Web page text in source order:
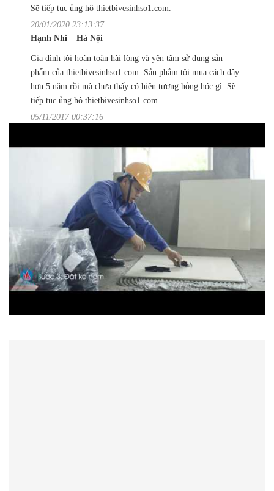
Sẽ tiếp tục ủng hộ thietbivesinhso1.com.
20/01/2020 23:13:37
Hạnh Nhi _ Hà Nội
Gia đình tôi hoàn toàn hài lòng và yên tâm sử dụng sản
phẩm của thietbivesinhso1.com. Sản phẩm tôi mua cách đây
hơn 5 năm rồi mà chưa thấy có hiện tượng hỏng hóc gì. Sẽ
tiếp tục ủng hộ thietbivesinhso1.com.
05/11/2017 00:37:16